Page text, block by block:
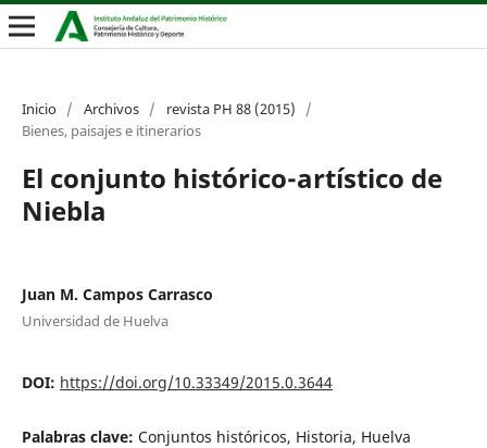
Inicio / Archivos / revista PH 88 (2015)
/
Bienes, paisajes e itinerarios
El conjunto histórico-artístico de
Niebla
Juan M. Campos Carrasco
Universidad de Huelva
DOI: https://doi.org/10.33349/2015.0.3644
Palabras clave: Conjuntos históricos, Historia, Huelva